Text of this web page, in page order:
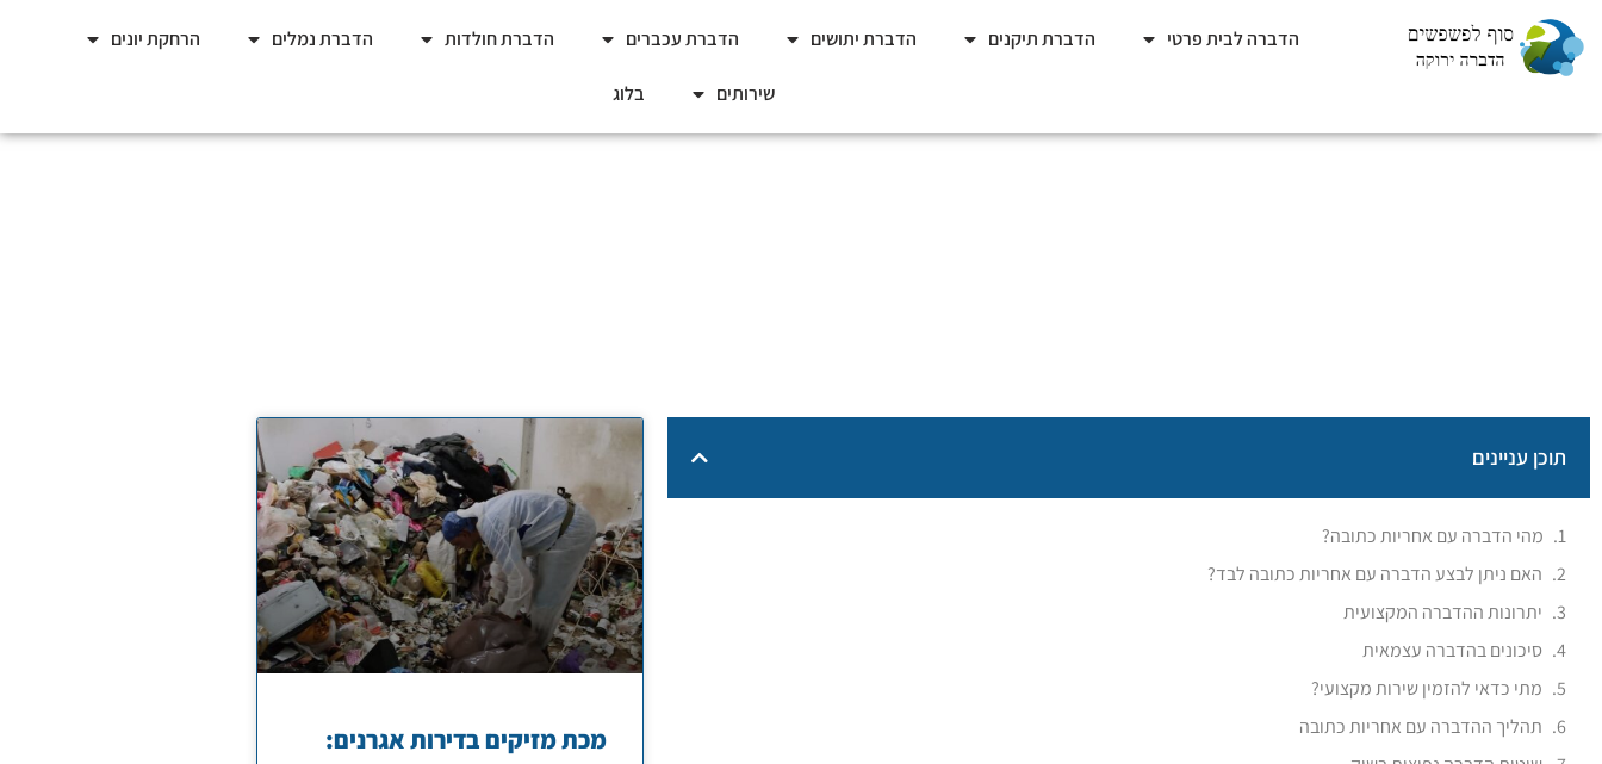
הדברה לבית פרטי הדברת תיקנים הדברת יתושים הדברת עכברים הדברת חולדות הדברת נמלים הרחקת יונים
שירותים בלוג
תוכן עניינים
מהי הדברה עם אחריות כתובה?
האם ניתן לבצע הדברה עם אחריות כתובה לבד?
יתרונות ההדברה המקצועית
סיכונים בהדברה עצמאית
מתי כדאי להזמין שירות מקצועי?
תהליך ההדברה עם אחריות כתובה
מכת מזיקים בדירות אגרנים: